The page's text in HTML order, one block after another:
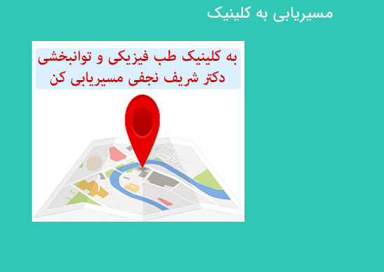
مسیریابی به کلینیک